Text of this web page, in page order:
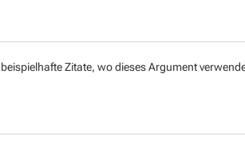
Zitate, wo dieses Argument